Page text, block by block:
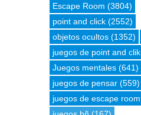
Escape Room (3804)
point and click (2552)
objetos ocultos (1352)
juegos de point and clik
Juegos mentales (641)
juegos de pensar (559)
juegos de escape room